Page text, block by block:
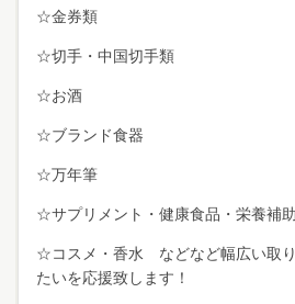
☆金券類
☆切手・中国切手類
☆お酒
☆ブランド食器
☆万年筆
☆サプリメント・健康食品・栄養補
☆コスメ・香水 などなど幅広い取
たいを応援致します！